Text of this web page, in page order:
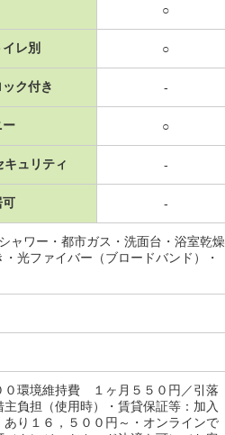
○
レ別 ○
ク付き -
ー ○
キュリティ -
可 -
ャワー・都市ガス・洗面台・浴室乾燥
光ファイバー（ブロードバンド）・
０環境維持費 １ヶ月５５０円／引落
負担（使用時）・賃貸保証等：加入
り１６，５００円～・オンラインで